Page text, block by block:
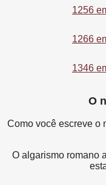
1256
1266
1346
O
Como você escreve o
O algarismo romano